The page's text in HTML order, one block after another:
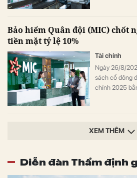
tỷ đồng chỉ
Bảo hiểm Quân đội (MIC) chốt
tiền mặt tỷ lệ 10%
Tài chính
Ngày 26/8/
sách cổ đông
chính 2025
XEM THÊM
Diễn đàn Thẩm định